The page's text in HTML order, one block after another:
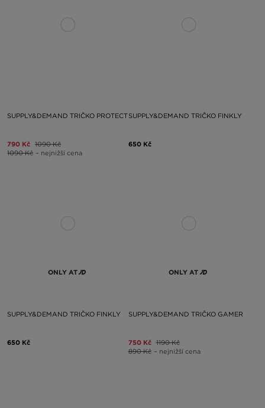
SUPPLY&DEMAND TRIČKO PROTECT
790 Kč 1090 Kč
1090 Kč – nejnižší cena
SUPPLY&DEMAND TRIČKO FINKLY
650 Kč
ONLY AT
SUPPLY&DEMAND TRIČKO FINKLY
650 Kč
ONLY AT
SUPPLY&DEMAND TRIČKO GAMER
750 Kč 1190 Kč
890 Kč – nejnižší cena